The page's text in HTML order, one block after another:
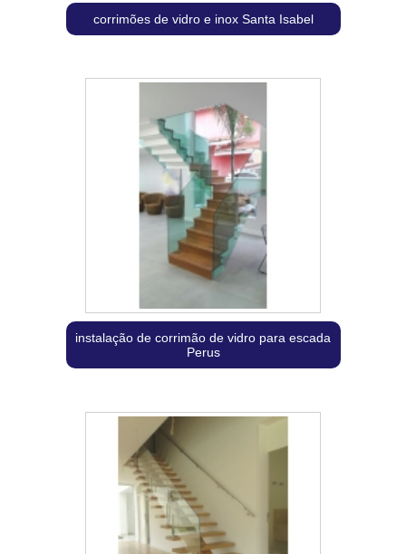
corrimões de vidro e inox Santa Isabel
instalação de corrimão de vidro para escada
Perus